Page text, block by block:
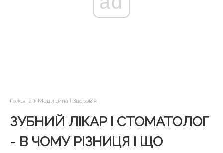
Головна Медицина І Здоров'я
ЗУБНИЙ ЛІКАР І СТОМАТОЛОГ
- В ЧОМУ РІЗНИЦЯ І ЩО